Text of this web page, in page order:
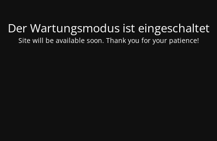
Der Wartungsmodus ist eingeschaltet
Site will be available soon. Thank you for your patience!